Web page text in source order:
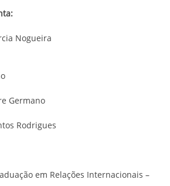
Nogueira
Germano
Rodrigues
em Relações Internacionais –